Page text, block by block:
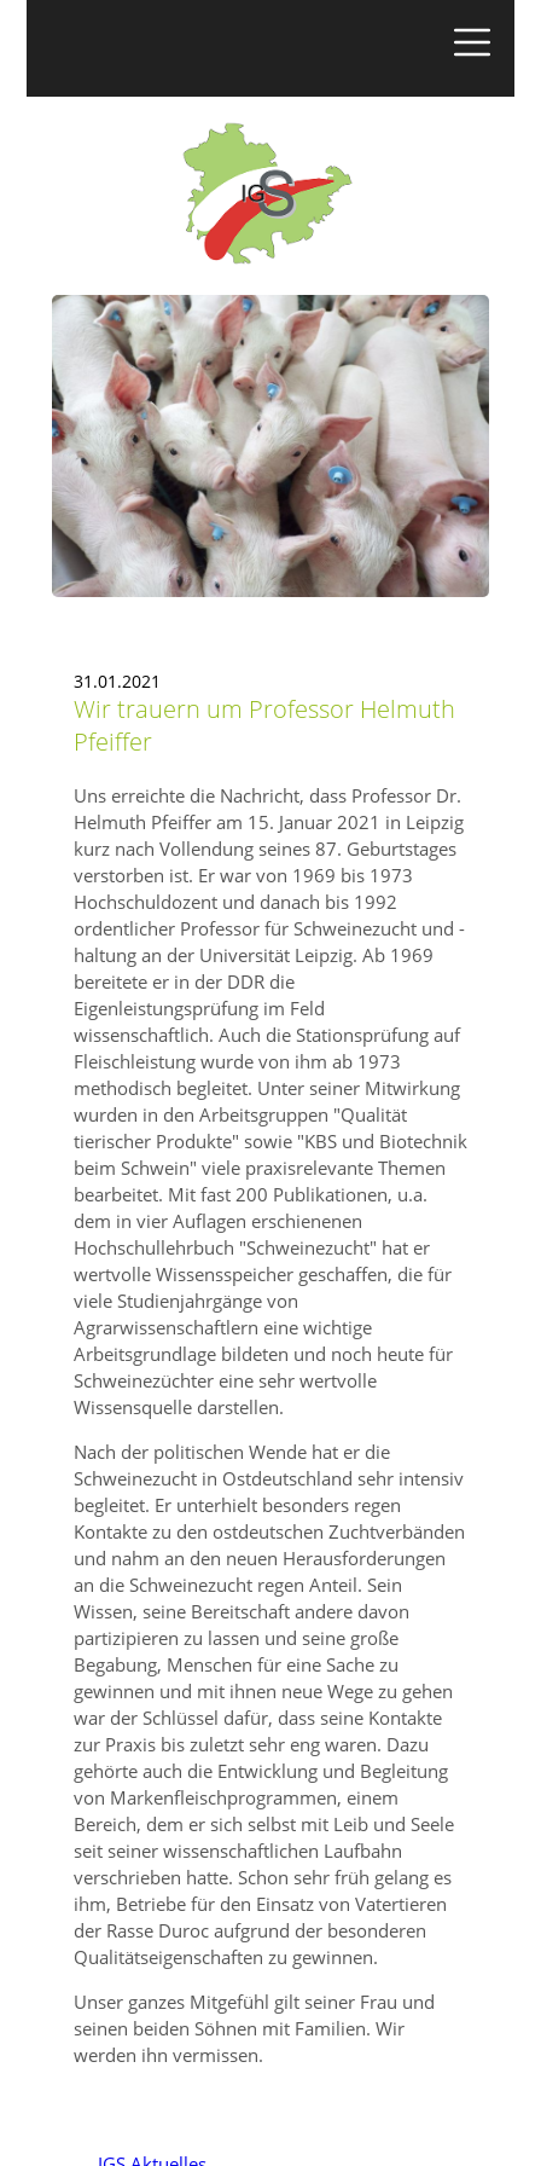
31.01.2021
Wir trauern um Professor Helmuth
Pfeiffer
Uns erreichte die Nachricht, dass Professor Dr.
Helmuth Pfeiffer am 15. Januar 2021 in Leipzig
kurz nach Vollendung seines 87. Geburtstages
verstorben ist. Er war von 1969 bis 1973
Hochschuldozent und danach bis 1992
ordentlicher Professor für Schweinezucht und -
haltung an der Universität Leipzig. Ab 1969
bereitete er in der DDR die
Eigenleistungsprüfung im Feld
wissenschaftlich. Auch die Stationsprüfung auf
Fleischleistung wurde von ihm ab 1973
methodisch begleitet. Unter seiner Mitwirkung
wurden in den Arbeitsgruppen Qualität
tierischer Produkte sowie KBS und Biotechnik
beim Schwein viele praxisrelevante Themen
bearbeitet. Mit fast 200 Publikationen, u.a.
dem in vier Auflagen erschienenen
Hochschullehrbuch Schweinezucht hat er
wertvolle Wissensspeicher geschaffen, die für
viele Studienjahrgänge von
Agrarwissenschaftlern eine wichtige
Arbeitsgrundlage bildeten und noch heute für
Schweinezüchter eine sehr wertvolle
Wissensquelle darstellen.
Nach der politischen Wende hat er die
Schweinezucht in Ostdeutschland sehr intensiv
begleitet. Er unterhielt besonders regen
Kontakte zu den ostdeutschen Zuchtverbänden
und nahm an den neuen Herausforderungen
an die Schweinezucht regen Anteil. Sein
Wissen, seine Bereitschaft andere davon
partizipieren zu lassen und seine große
Begabung, Menschen für eine Sache zu
gewinnen und mit ihnen neue Wege zu gehen
war der Schlüssel dafür, dass seine Kontakte
zur Praxis bis zuletzt sehr eng waren. Dazu
gehörte auch die Entwicklung und Begleitung
von Markenfleischprogrammen, einem
Bereich, dem er sich selbst mit Leib und Seele
seit seiner wissenschaftlichen Laufbahn
verschrieben hatte. Schon sehr früh gelang es
ihm, Betriebe für den Einsatz von Vatertieren
der Rasse Duroc aufgrund der besonderen
Qualitätseigenschaften zu gewinnen.
Unser ganzes Mitgefühl gilt seiner Frau und
seinen beiden Söhnen mit Familien. Wir
werden ihn vermissen.